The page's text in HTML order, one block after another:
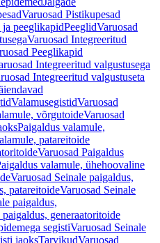
Varuosad Pistikupesad
ja peeglikapidPeeglidVaruosad
Varuosad Integreeritud
Peeglikapid
Integreeritud valgustusega
Integreeritud valgustuseta
ValamusegistidVaruosad
võrgutoideVaruosad
Paigaldus valamule,
patareitoide
Varuosad Paigaldus
valamule, ühehoovaline
Varuosad Seinale paigaldus,
patareitoideVaruosad Seinale
paigaldus,
generaatoritoide
segistiVaruosad Seinale
jaoksTarvikudVaruosad